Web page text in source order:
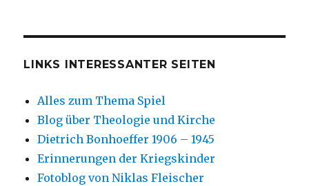
LINKS INTERESSANTER SEITEN
Alles zum Thema Spiel
Blog über Theologie und Kirche
Dietrich Bonhoeffer 1906 – 1945
Erinnerungen der Kriegskinder
Fotoblog von Niklas Fleischer